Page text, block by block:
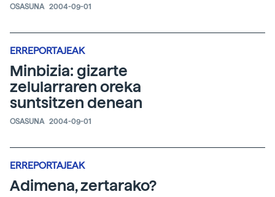
OSASUNA 2004-09-01
ERREPORTAJEAK
Minbizia: gizarte
zelularraren oreka
suntsitzen denean
OSASUNA 2004-09-01
ERREPORTAJEAK
Adimena, zertarako?